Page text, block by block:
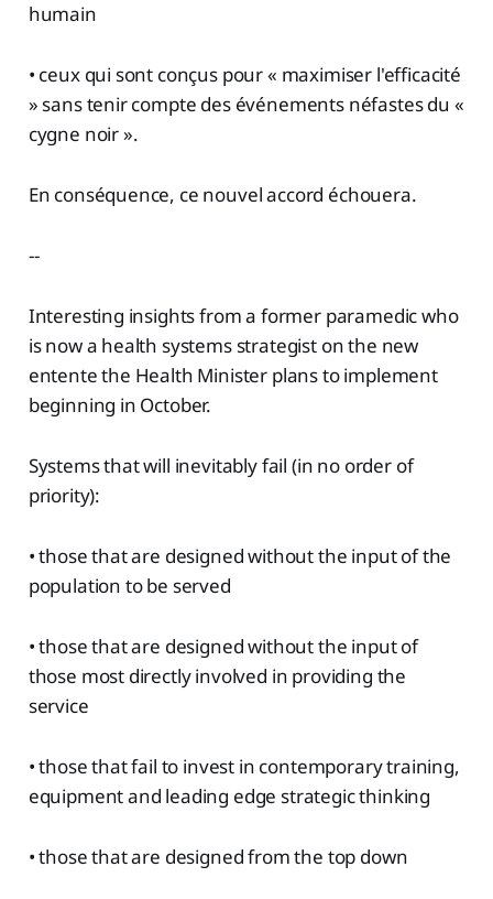
humain
• ceux qui sont conçus pour « maximiser l'efficacité
» sans tenir compte des événements néfastes du «
cygne noir ».
En conséquence, ce nouvel accord échouera.
--
Interesting insights from a former paramedic who
is now a health systems strategist on the new
entente the Health Minister plans to implement
beginning in October.
Systems that will inevitably fail (in no order of
priority):
• those that are designed without the input of the
population to be served
• those that are designed without the input of
those most directly involved in providing the
service
• those that fail to invest in contemporary training,
equipment and leading edge strategic thinking
• those that are designed from the top down